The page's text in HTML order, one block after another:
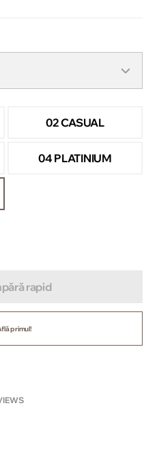
02 CASUAL
04 PLATINIUM
rapid
primul!